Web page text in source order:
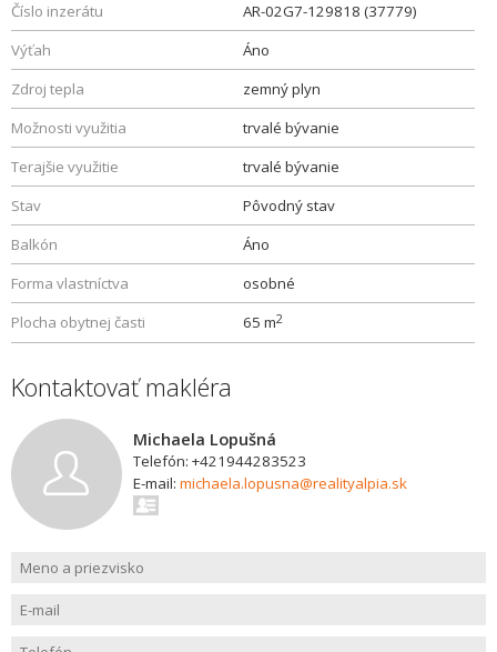
Číslo inzerátu
AR-02G7-129818 (37779)
Výťah
Áno
Zdroj tepla
zemný plyn
Možnosti využitia
trvalé bývanie
Terajšie využitie
trvalé bývanie
Stav
Pôvodný stav
Balkón
Áno
Forma vlastníctva
osobné
Plocha obytnej časti
65 m2
Kontaktovať makléra
Michaela Lopušná
Telefón: +421944283523
E-mail: michaela.lopusna@realityalpia.sk